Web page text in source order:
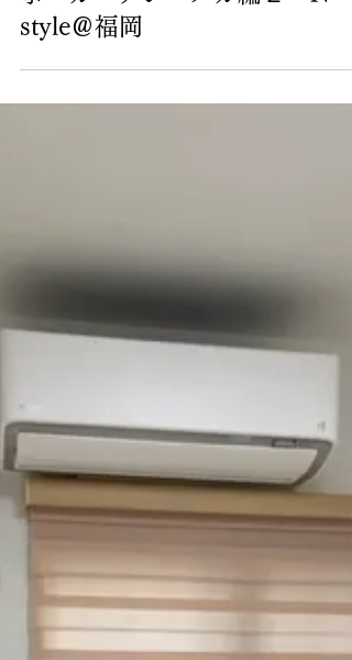
新築マンションオプション工